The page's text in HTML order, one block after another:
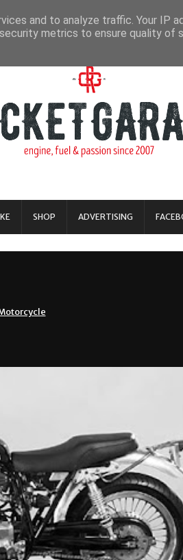
SHOP ADVERTISING
and to analyze traffic. Your IP
metrics to ensure quality of